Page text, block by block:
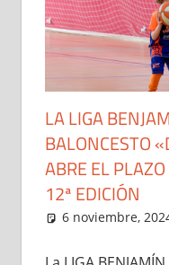
LA LIGA
BALONCESTO
ABRE EL
12ª EDICIÓN
6 noviembre,